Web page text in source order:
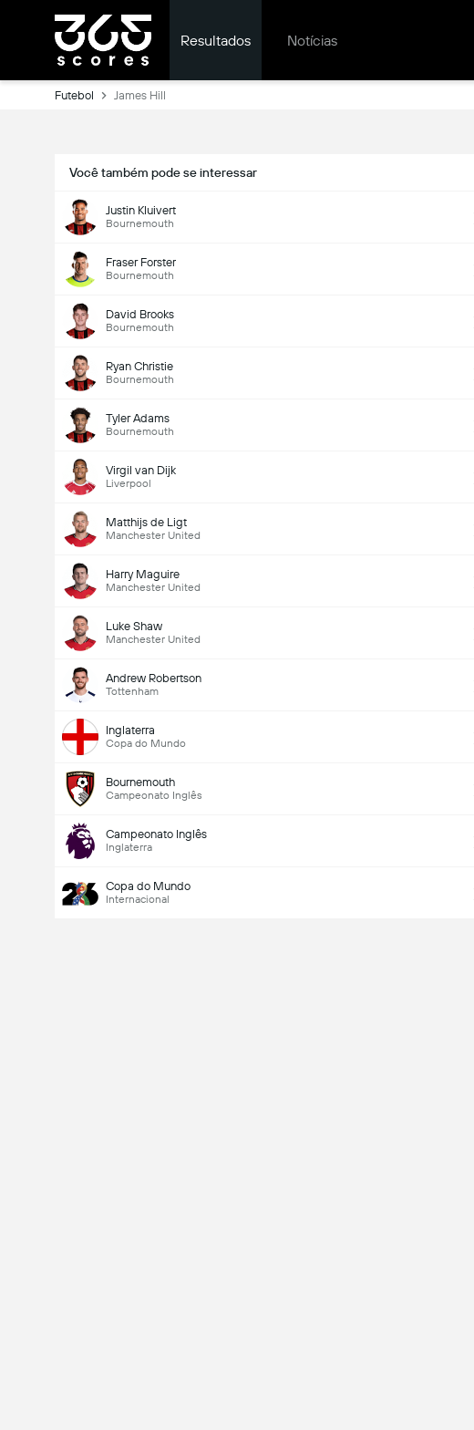
Resultados Notícias
Futebol James Hill
Você também pode se interessar
Justin Kluivert
Bournemouth
Fraser Forster
Bournemouth
David Brooks
Bournemouth
Ryan Christie
Bournemouth
Tyler Adams
Bournemouth
Virgil van Dijk
Liverpool
Matthijs de Ligt
Manchester United
Harry Maguire
Manchester United
Luke Shaw
Manchester United
Andrew Robertson
Tottenham
Inglaterra
Copa do Mundo
Bournemouth
Campeonato Inglês
Campeonato Inglês
Inglaterra
Copa do Mundo
Internacional